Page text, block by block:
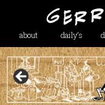
about daily’s